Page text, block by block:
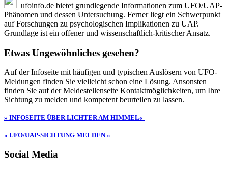
ufoinfo.de bietet grundlegende Informationen zum UFO/UAP-
Phänomen und dessen Untersuchung. Ferner liegt ein Schwerpunkt
auf Forschungen zu psychologischen Implikationen zu UAP.
Grundlage ist ein offener und wissenschaftlich-kritischer Ansatz.
Etwas Ungewöhnliches gesehen?
Auf der Infoseite mit häufigen und typischen Auslösern von UFO-
Meldungen finden Sie vielleicht schon eine Lösung. Ansonsten
finden Sie auf der Meldestellenseite Kontaktmöglichkeiten, um Ihre
Sichtung zu melden und kompetent beurteilen zu lassen.
» INFOSEITE ÜBER LICHTER AM HIMMEL«
» UFO/UAP-SICHTUNG MELDEN «
Social Media